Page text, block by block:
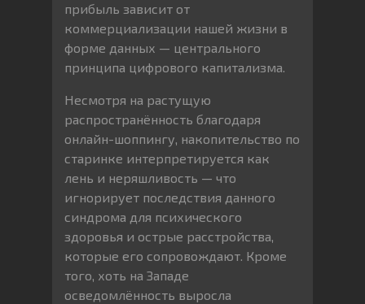
прибыль зависит от
коммерциализации нашей жизни в
форме данных — центрального
принципа цифрового капитализма.
Несмотря на растущую
распространённость благодаря
онлайн-шоппингу, накопительство по
старинке интерпретируется как
лень и неряшливость — что
игнорирует последствия данного
синдрома для психического
здоровья и острые расстройства,
которые его сопровождают. Кроме
того, хоть на Западе
осведомлённость выросла